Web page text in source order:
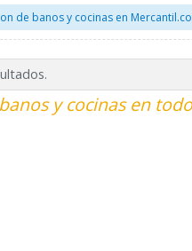
de banos y cocinas en
y cocinas en